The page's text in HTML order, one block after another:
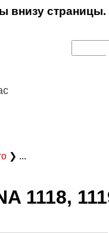
внизу страницы.
❯ ...
1118,